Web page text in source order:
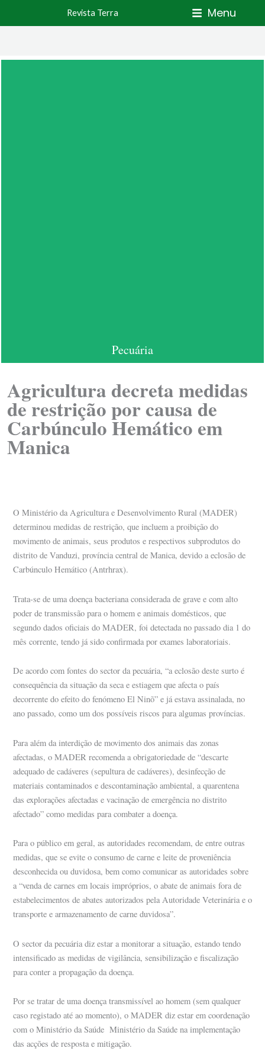
Revista Terra Menu
Pecuária
Agricultura decreta medidas
de restrição por causa de
Carbúnculo Hemático em
Manica
O Ministério da Agricultura e Desenvolvimento Rural (MADER)
determinou medidas de restrição, que incluem a proibição do
movimento de animais, seus produtos e respectivos subprodutos do
distrito de Vanduzi, província central de Manica, devido a eclosão de
Carbúnculo Hemático (Antrhrax).
Trata-se de uma doença bacteriana considerada de grave e com alto
poder de transmissão para o homem e animais domésticos, que
segundo dados oficiais do MADER, foi detectada no passado dia 1 do
mês corrente, tendo já sido confirmada por exames laboratoriais.
De acordo com fontes do sector da pecuária, “a eclosão deste surto é
consequência da situação da seca e estiagem que afecta o país
decorrente do efeito do fenómeno El Ninõ” e já estava assinalada, no
ano passado, como um dos possíveis riscos para algumas províncias.
Para além da interdição de movimento dos animais das zonas
afectadas, o MADER recomenda a obrigatoriedade de “descarte
adequado de cadáveres (sepultura de cadáveres), desinfecção de
materiais contaminados e descontaminação ambiental, a quarentena
das explorações afectadas e vacinação de emergência no distrito
afectado” como medidas para combater a doença.
Para o público em geral, as autoridades recomendam, de entre outras
medidas, que se evite o consumo de carne e leite de proveniência
desconhecida ou duvidosa, bem como comunicar as autoridades sobre
a “venda de carnes em locais impróprios, o abate de animais fora de
estabelecimentos de abates autorizados pela Autoridade Veterinária e o
transporte e armazenamento de carne duvidosa”.
O sector da pecuária diz estar a monitorar a situação, estando tendo
intensificado as medidas de vigilância, sensibilização e fiscalização
para conter a propagação da doença.
Por se tratar de uma doença transmissível ao homem (sem qualquer
caso registado até ao momento), o MADER diz estar em coordenação
com o Ministério da Saúde Ministério da Saúde na implementação
das acções de resposta e mitigação.